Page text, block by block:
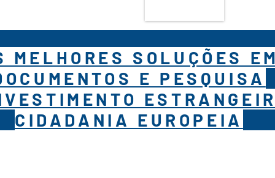
MELHORES SOLUÇÕES
E PESQUISA
CIDADANIA EUROPEIA